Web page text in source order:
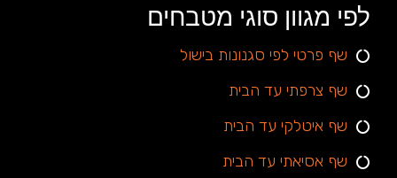
לפי מגוון סוגי מטבחים
שף פרטי לפי סגנונות בישול
שף צרפתי עד הבית
שף איטלקי עד הבית
שף אסיאתי עד הבית